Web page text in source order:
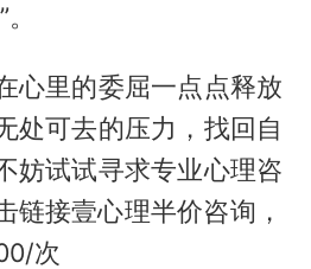
心里的委屈一点点释放
处可去的压力，找回自
妨试试寻求专业心理咨
接壹心理半价咨询，
次